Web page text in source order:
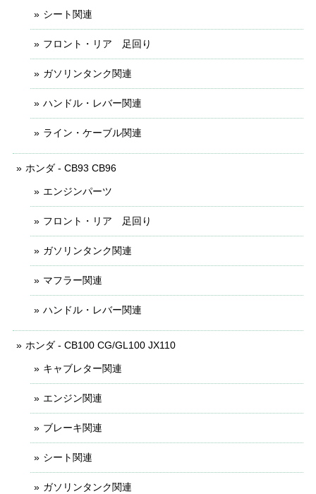
シート関連
フロント・リア 足回り
ガソリンタンク関連
ハンドル・レバー関連
ライン・ケーブル関連
ホンダ - CB93 CB96
エンジンパーツ
フロント・リア 足回り
ガソリンタンク関連
マフラー関連
ハンドル・レバー関連
ホンダ - CB100 CG/GL100 JX110
キャブレター関連
エンジン関連
ブレーキ関連
シート関連
ガソリンタンク関連